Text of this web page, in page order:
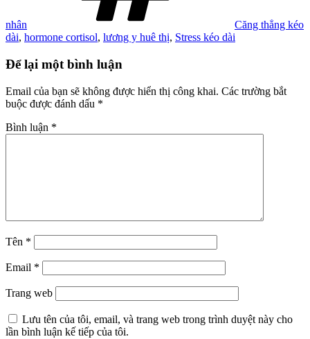
nhân
Căng thẳng kéo
dài, hormone cortisol, lương y huê thị, Stress kéo dài
Để lại một bình luận
Email của bạn sẽ không được hiển thị công khai. Các trường bắt
buộc được đánh dấu *
Bình luận *
Tên *
Email *
Trang web
Lưu tên của tôi, email, và trang web trong trình duyệt này cho
lần bình luận kế tiếp của tôi.